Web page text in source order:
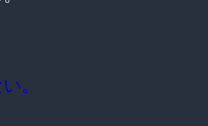
。